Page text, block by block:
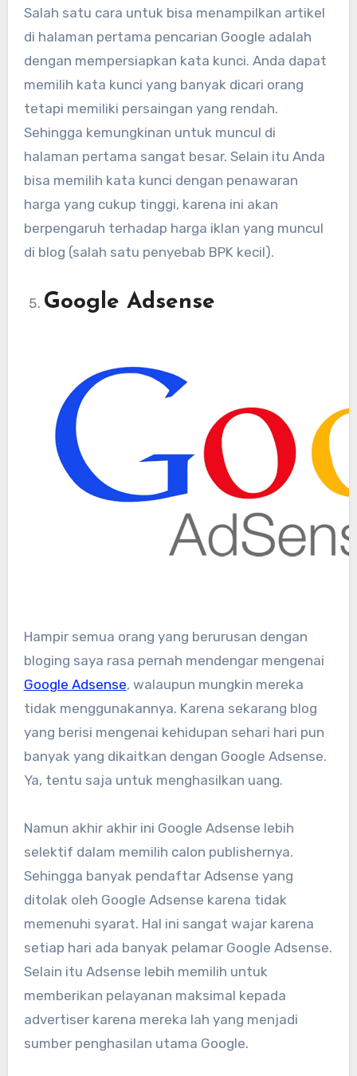
Salah satu cara untuk bisa menampilkan artikel
di halaman pertama pencarian Google adalah
dengan mempersiapkan kata kunci. Anda dapat
memilih kata kunci yang banyak dicari orang
tetapi memiliki persaingan yang rendah.
Sehingga kemungkinan untuk muncul di
halaman pertama sangat besar. Selain itu Anda
bisa memilih kata kunci dengan penawaran
harga yang cukup tinggi, karena ini akan
berpengaruh terhadap harga iklan yang muncul
di blog (salah satu penyebab BPK kecil).
Google Adsense
Hampir semua orang yang berurusan dengan
bloging saya rasa pernah mendengar mengenai
Google Adsense, walaupun mungkin mereka
tidak menggunakannya. Karena sekarang blog
yang berisi mengenai kehidupan sehari hari pun
banyak yang dikaitkan dengan Google Adsense.
Ya, tentu saja untuk menghasilkan uang.
Namun akhir akhir ini Google Adsense lebih
selektif dalam memilih calon publishernya.
Sehingga banyak pendaftar Adsense yang
ditolak oleh Google Adsense karena tidak
memenuhi syarat. Hal ini sangat wajar karena
setiap hari ada banyak pelamar Google Adsense.
Selain itu Adsense lebih memilih untuk
memberikan pelayanan maksimal kepada
advertiser karena mereka lah yang menjadi
sumber penghasilan utama Google.